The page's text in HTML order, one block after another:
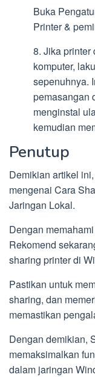
Buka
Printer &
8. Jika
komputer,
sepenuhnya.
pemasangan
menginstal
kemudian
Penutup
Demikian artikel ini,
mengenai Cara
Jaringan Lokal.
Dengan
Rekomend
sharing printer di
Pastikan untuk
sharing, dan
memastikan
Dengan demikian,
memaksimalkan
dalam jaringan